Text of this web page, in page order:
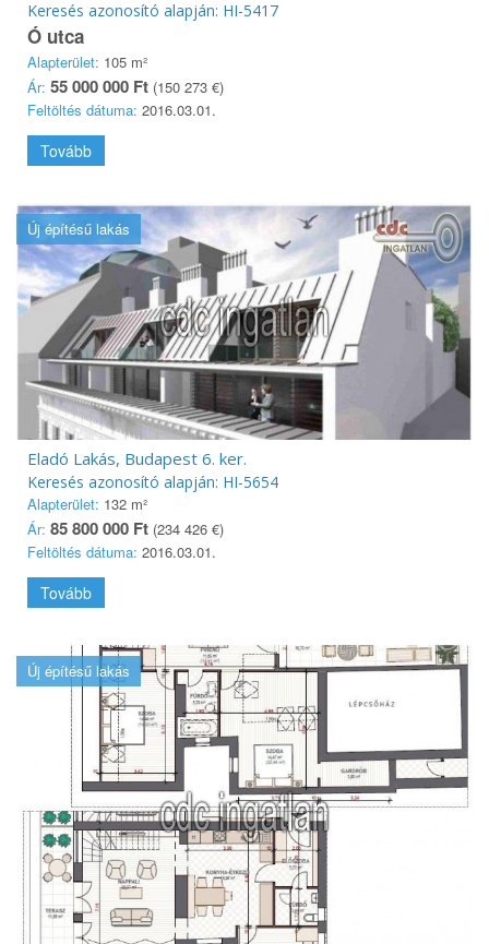
Keresés azonosító alapján: HI-5417
Ó utca
Alapterület: 105 m²
Ár: 55 000 000 Ft (150 273 €)
Feltöltés dátuma: 2016.03.01.
Tovább
Új építésű lakás
Eladó Lakás, Budapest 6. ker.
Keresés azonosító alapján: HI-5654
Alapterület: 132 m²
Ár: 85 800 000 Ft (234 426 €)
Feltöltés dátuma: 2016.03.01.
Tovább
Új építésű lakás